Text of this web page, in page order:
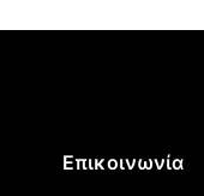
Επικοινωνία